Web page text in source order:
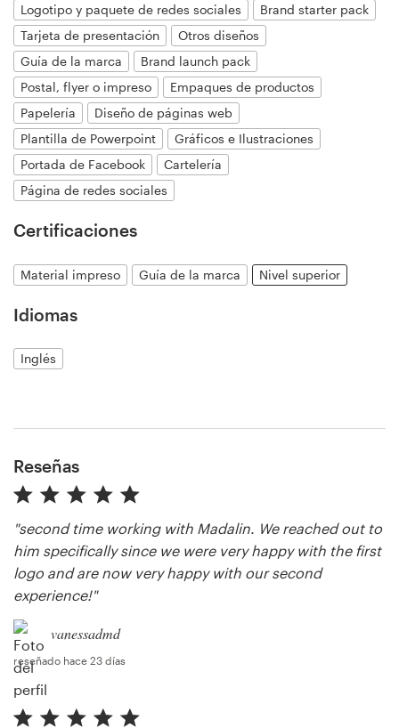
Logotipo y paquete de redes sociales
Brand starter pack
Tarjeta de presentación
Otros diseños
Guía de la marca
Brand launch pack
Postal, flyer o impreso
Empaques de productos
Papelería
Diseño de páginas web
Plantilla de Powerpoint
Gráficos e Ilustraciones
Portada de Facebook
Cartelería
Página de redes sociales
Certificaciones
Material impreso Guía de la marca Nivel superior
Idiomas
Inglés
Reseñas
"second time working with Madalin. We reached out to
him specifically since we were very happy with the first
logo and are now very happy with our second
experience!"
vanessadmd
reseñado hace 23 días
Centro de ayuda
Recursos
Precios
Hágase diseñador
Blog